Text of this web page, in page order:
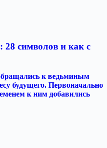
28 символов и как с
к ведьминым
будущего. Первоначально
к ним добавились